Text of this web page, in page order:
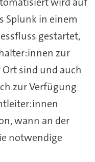
Splunk in einem
gestartet,
zur
sind und auch
zur Verfügung
wann an der
notwendige